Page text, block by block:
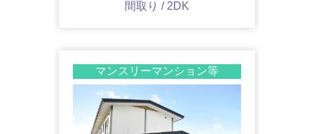
間取り / 2DK
マンスリーマンション等